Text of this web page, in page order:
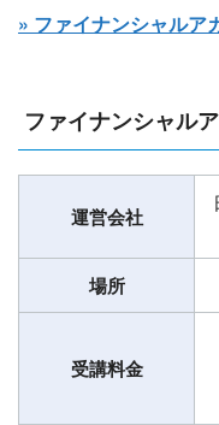
» ファイナンシャルア
ファイナンシャル
運営会社
場所
受講料金